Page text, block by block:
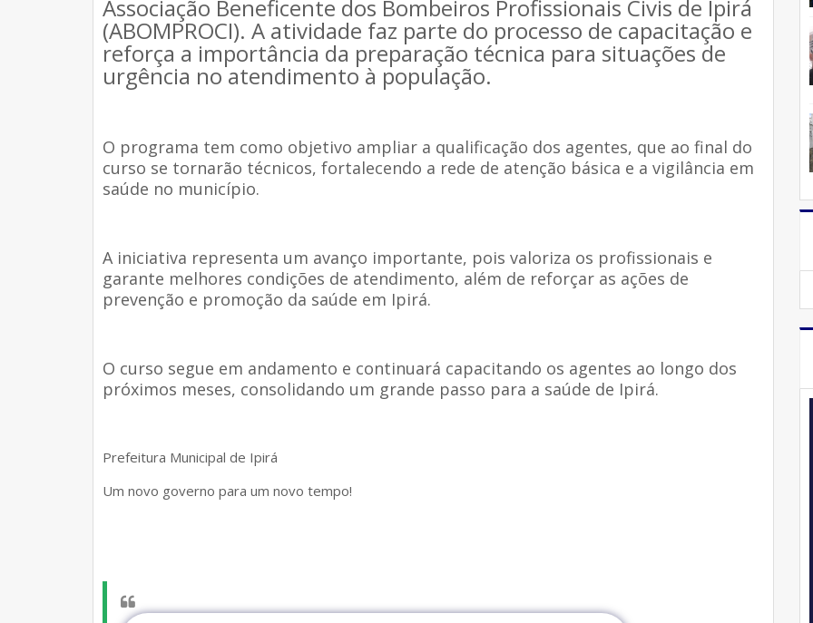
Associação Beneficente dos Bombeiros Profissionais Civis de Ipirá
(ABOMPROCI). A atividade faz parte do processo de capacitação e
reforça a importância da preparação técnica para situações de
urgência no atendimento à população.
O programa tem como objetivo ampliar a qualificação dos agentes, que ao final do
curso se tornarão técnicos, fortalecendo a rede de atenção básica e a vigilância em
saúde no município.
A iniciativa representa um avanço importante, pois valoriza os profissionais e
garante melhores condições de atendimento, além de reforçar as ações de
prevenção e promoção da saúde em Ipirá.
O curso segue em andamento e continuará capacitando os agentes ao longo dos
próximos meses, consolidando um grande passo para a saúde de Ipirá.
Prefeitura Municipal de Ipirá
Um novo governo para um novo tempo!